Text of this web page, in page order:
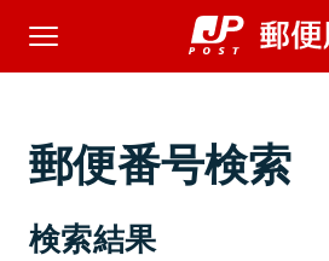
郵便番号検索
検索結果